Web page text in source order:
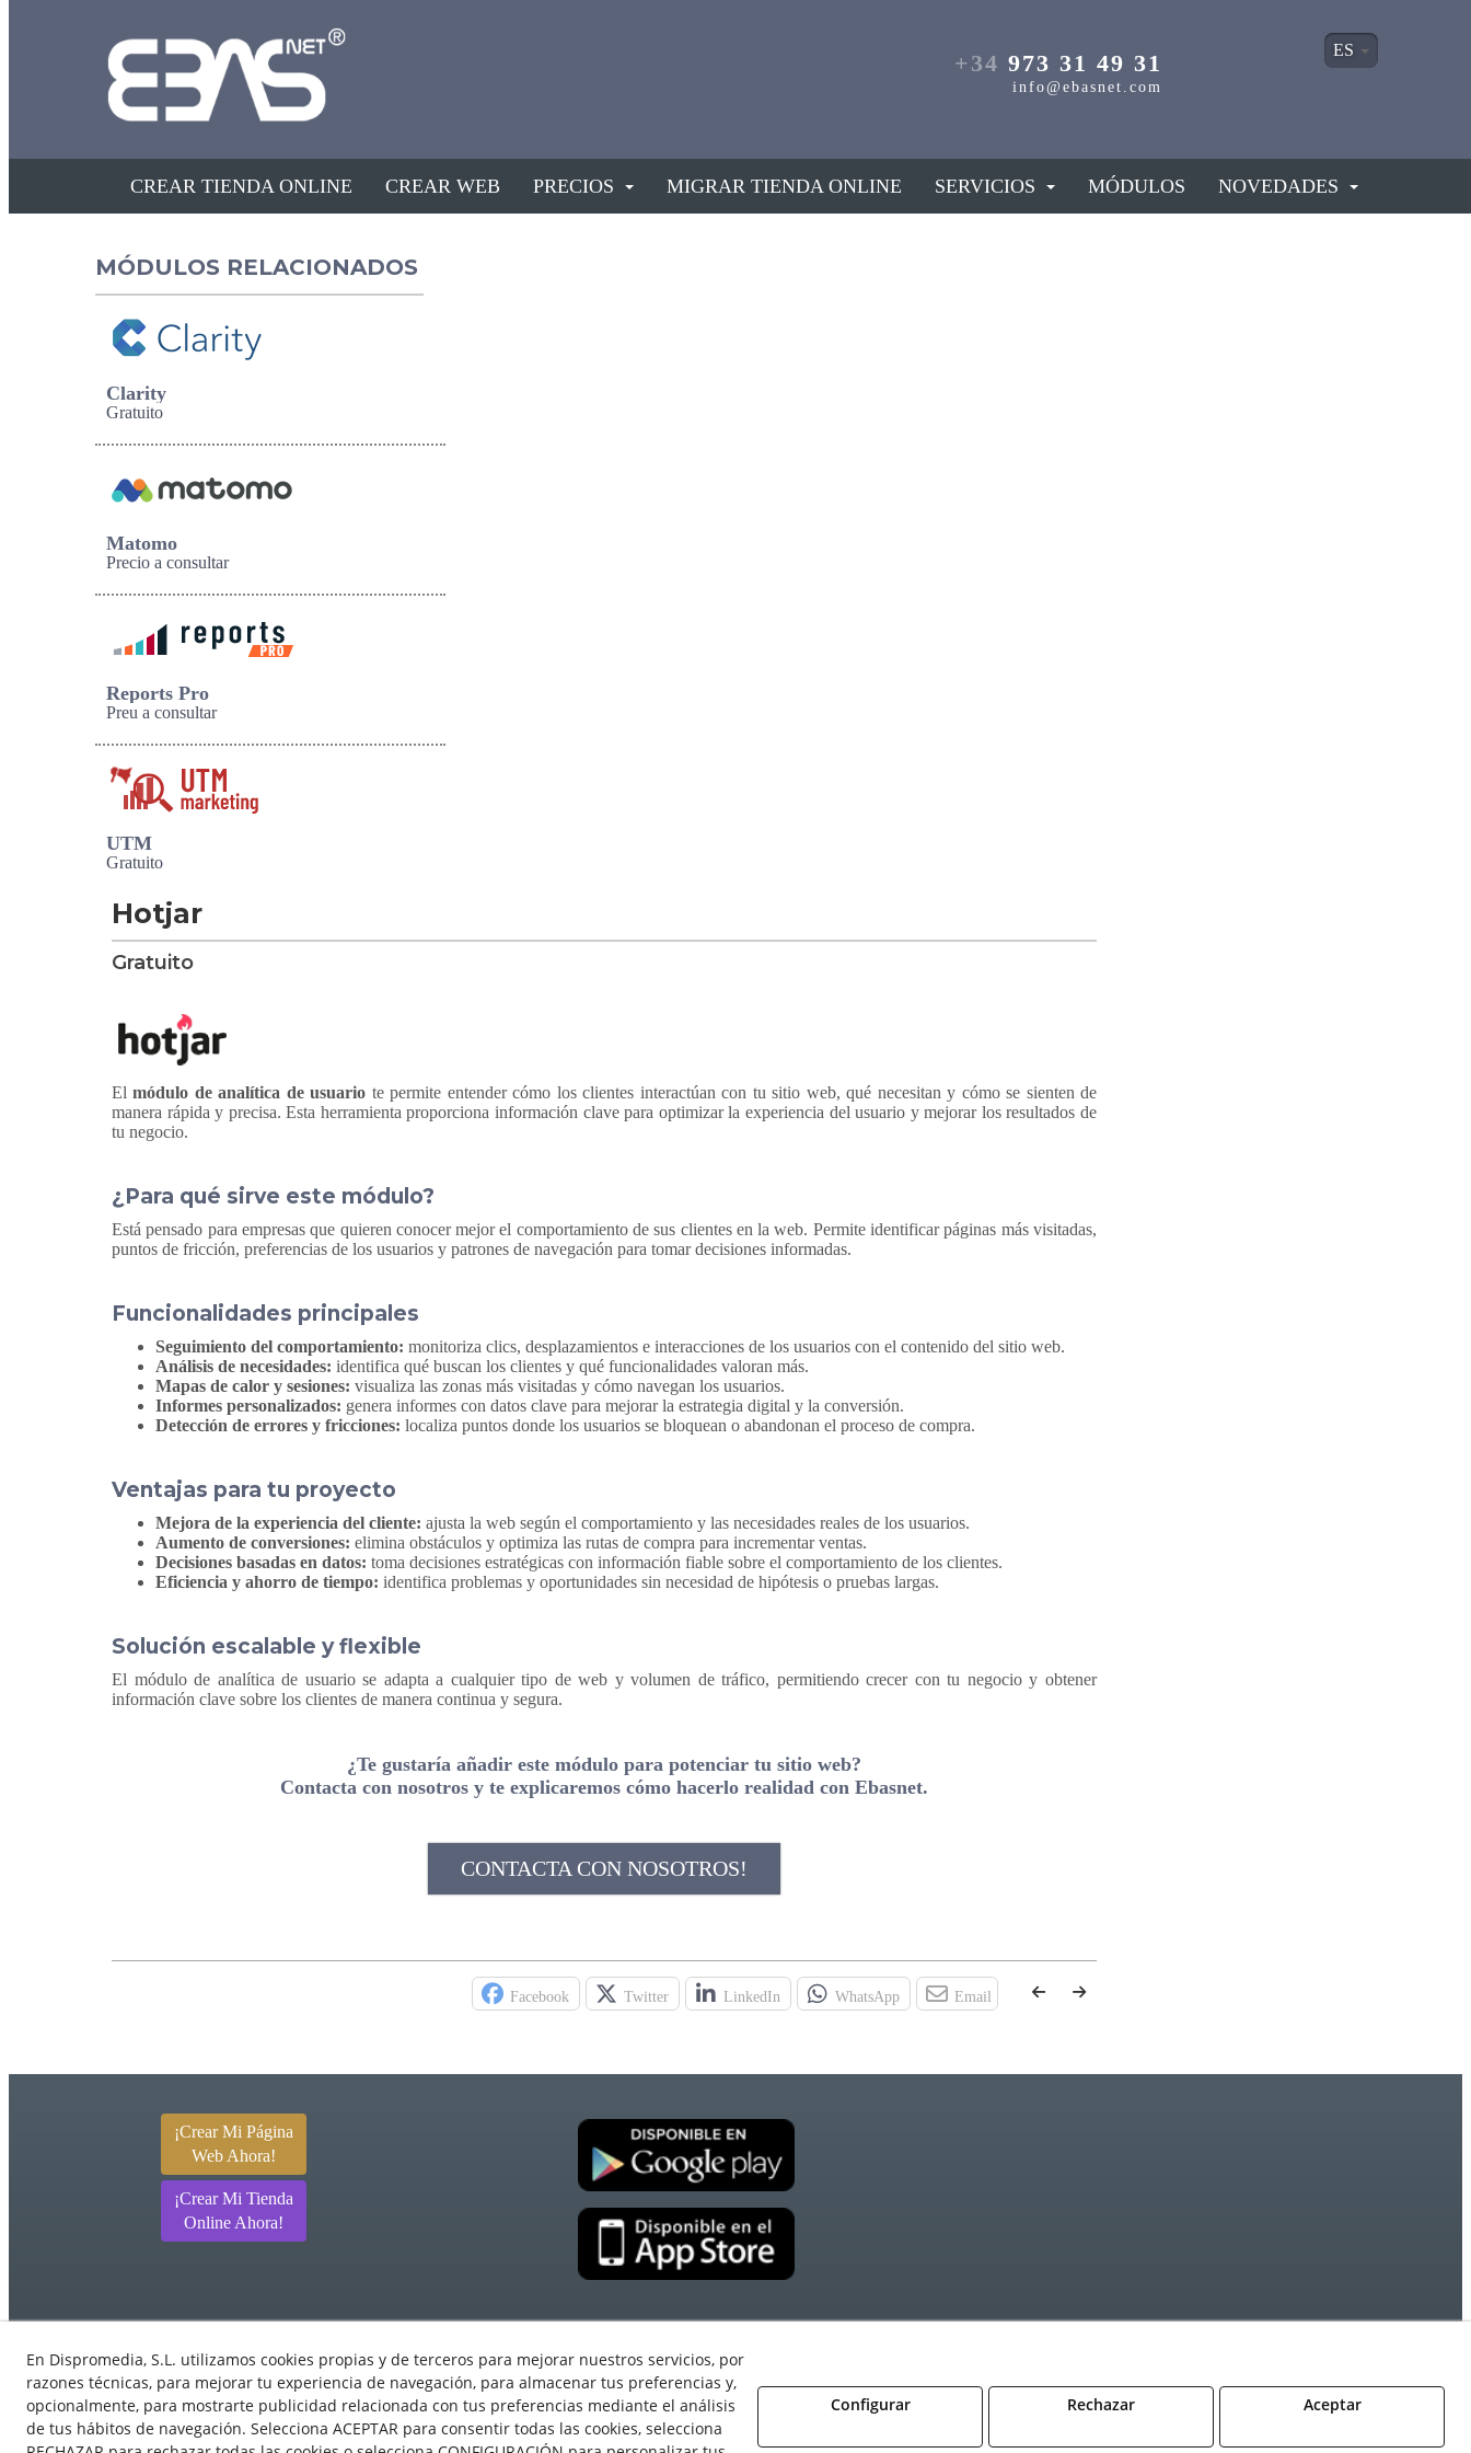
ES
CREAR TIENDA ONLINE CREAR WEB PRECIOS MIGRAR TIENDA ONLINE SERVICIOS MÓDULOS NOVEDADES
MÓDULOS RELACIONADOS
Clarity
Gratuito
Matomo
Precio a consultar
Reports Pro
Preu a consultar
UTM
Gratuito
Hotjar
Gratuito
Elmódulo de analítica de usuario te permite entender cómo los clientes interactúan con tu sitio web, qué necesitan y cómo se sienten de
manera rápida y precisa. Esta herramienta proporciona información clave para optimizar la experiencia del usuario y mejorar los resultados de
tu negocio.
¿Para qué sirve este módulo?
Está pensado para empresas que quieren conocer mejor el comportamiento de sus clientes en la web. Permite identificar páginas más visitadas,
puntos de fricción, preferencias de los usuarios y patrones de navegación para tomar decisiones informadas.
Funcionalidades principales
Seguimiento del comportamiento: monitoriza clics, desplazamientos e interacciones de los usuarios con el contenido del sitio web.
Análisis de necesidades: identifica qué buscan los clientes y qué funcionalidades valoran más.
Mapas de calor y sesiones: visualiza las zonas más visitadas y cómo navegan los usuarios.
Informes personalizados: genera informes con datos clave para mejorar la estrategia digital y la conversión.
Detección de errores y fricciones: localiza puntos donde los usuarios se bloquean o abandonan el proceso de compra.
Ventajas para tu proyecto
Mejora de la experiencia del cliente: ajusta la web según el comportamiento y las necesidades reales de los usuarios.
Aumento de conversiones: elimina obstáculos y optimiza las rutas de compra para incrementar ventas.
Decisiones basadas en datos: toma decisiones estratégicas con información fiable sobre el comportamiento de los clientes.
Eficiencia y ahorro de tiempo: identifica problemas y oportunidades sin necesidad de hipótesis o pruebas largas.
Solución escalable y flexible
El módulo de analítica de usuario se adapta a cualquier tipo de web y volumen de tráfico, permitiendo crecer con tu negocio y obtener
información clave sobre los clientes de manera continua y segura.
¿Te gustaría añadir este módulo para potenciar tu sitio web?
Contacta con nosotros y te explicaremos cómo hacerlo realidad con Ebasnet.
CONTACTA CON NOSOTROS!
Facebook Twitter LinkedIn WhatsApp Email
¡Crear Mi Página
Web Ahora!
¡Crear Mi Tienda
Online Ahora!
+34 973 31 49 31
info@ebasnet.com
© 08/2026 Ebasnet - Dispromedia, SL - Todos los derechos reservados.
En Dispromedia, S.L. utilizamos cookies propias y de terceros para mejorar nuestros servicios, por
razones técnicas, para mejorar tu experiencia de navegación, para almacenar tus preferencias y,
opcionalmente, para mostrarte publicidad relacionada con tus preferencias mediante el análisis
de tus hábitos de navegación. Selecciona ACEPTAR para consentir todas las cookies, selecciona
Configurar Rechazar Aceptar